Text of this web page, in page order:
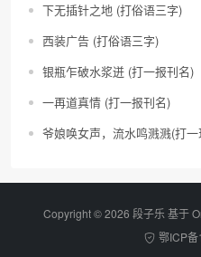
下无插针之地 (打俗语三字)
西装广告 (打俗语三字)
银瓶乍破水浆迸 (打一报刊名)
一再道真情 (打一报刊名)
爷娘唤女声，流水鸣溅溅(打
Copyright © 2026 段子乐 基于
鄂ICP